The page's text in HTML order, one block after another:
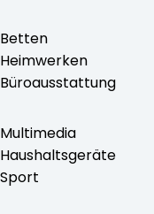
Betten
Heimwerken
Büroausstattung
Multimedia
Haushaltsgeräte
Sport